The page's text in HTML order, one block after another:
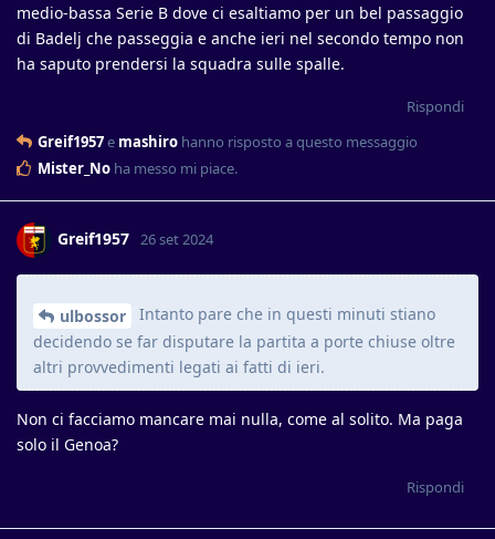
medio-bassa Serie B dove ci esaltiamo per un bel passaggio
di Badelj che passeggia e anche ieri nel secondo tempo non
ha saputo prendersi la squadra sulle spalle.
Rispondi
Greif1957e mashiro hanno risposto a questo messaggio
Mister_No ha messo mi piace.
Greif1957 26 set 2024
ulbossor
Intanto pare che in questi minuti stiano
decidendo se far disputare la partita a porte chiuse oltre
altri provvedimenti legati ai fatti di ieri.
Non ci facciamo mancare mai nulla, come al solito. Ma paga
solo il Genoa?
Rispondi